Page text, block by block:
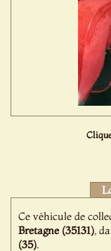
Ce véhicule de
Bretagne (35131),
(35).